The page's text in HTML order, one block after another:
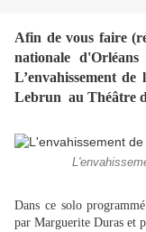
Afin de vous faire
nationale
L’envahissement
Lebrun au Théâtre
Dans ce solo
par Marguerite Duras et